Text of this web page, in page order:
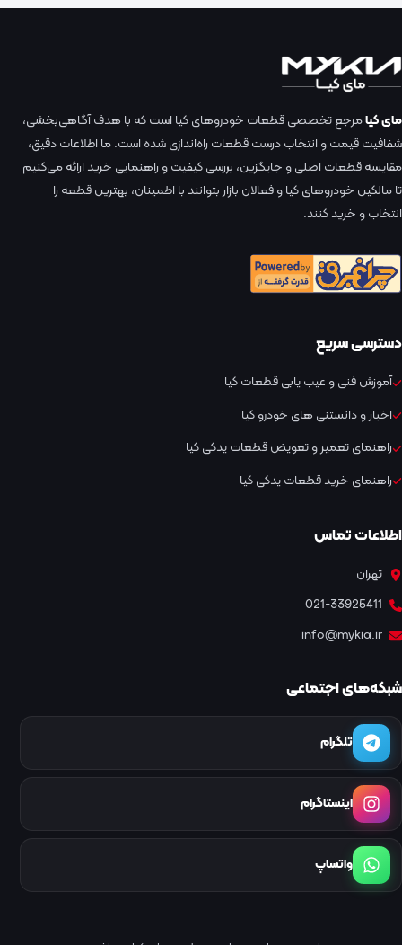
مای کیامرجع تخصصی قطعات خودروهای کیا است که با هدف آگاهی‌بخشی،
شفافیت قیمت و انتخاب درست قطعات راه‌اندازی شده است. ما اطلاعات دقیق،
مقایسه قطعات اصلی و جایگزین، بررسی کیفیت و راهنمایی خرید ارائه می‌کنیم
تا مالکین خودروهای کیا و فعالان بازار بتوانند با اطمینان، بهترین قطعه را
انتخاب و خرید کنند.
دسترسی سریع
آموزش فنی و عیب یابی قطعات کیا
اخبار و دانستنی های خودرو کیا
راهنمای تعمیر و تعویض قطعات یدکی کیا
راهنمای خرید قطعات یدکی کیا
اطلاعات تماس
تهران
021-33925411
info@mykia.ir
شبکه‌های اجتماعی
تلگرام
اینستاگرام
واتساپ